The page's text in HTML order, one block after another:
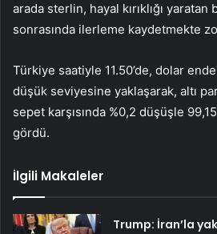
arada sterlin, hayal kırıklığı
sonrasında ilerleme kaydetmekte
Türkiye saatiyle 11.50’de, dolar
düşük seviyesine yaklaşarak, altı
sepet karşısında %0,2 düşüşle
gördü.
İlgili Makaleler
Trump: İran’la